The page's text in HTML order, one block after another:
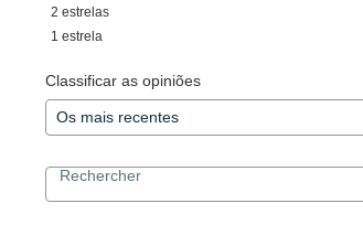
2 estrelas
1 estrela
Classificar as opiniões